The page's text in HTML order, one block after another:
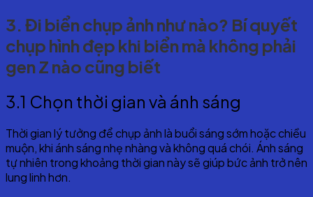
3. Đi biển chụp ảnh như nào? Bí quyết
chụp hình đẹp khi biển mà không phải
gen Z nào cũng biết
3.1 Chọn thời gian và ánh sáng
Thời gian lý tưởng để chụp ảnh là buổi sáng sớm hoặc chiều
muộn, khi ánh sáng nhẹ nhàng và không quá chói. Ánh sáng
tự nhiên trong khoảng thời gian này sẽ giúp bức ảnh trở nên
lung linh hơn.